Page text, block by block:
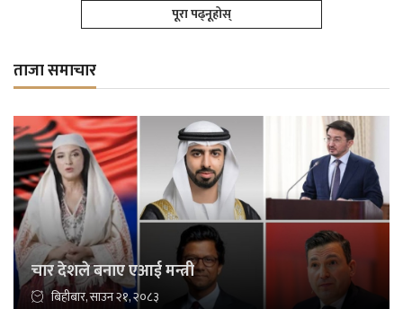
पूरा पढ्नूहोस्
ताजा समाचार
चार देशले बनाए एआई मन्त्री
बिहीबार, साउन २१, २०८३